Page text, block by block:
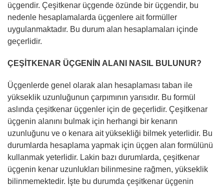
üçgendir. Çeşitkenar üçgende özünde bir üçgendir, bu
nedenle hesaplamalarda üçgenlere ait formüller
uygulanmaktadır. Bu durum alan hesaplamaları içinde
geçerlidir.
ÇEŞİTKENAR ÜÇGENİN ALANI NASIL BULUNUR?
Üçgenlerde genel olarak alan hesaplaması taban ile
yükseklik uzunluğunun çarpımının yarısıdır. Bu formül
aslında çeşitkenar üçgenler için de geçerlidir. Çeşitkenar
üçgenin alanını bulmak için herhangi bir kenarın
uzunluğunu ve o kenara ait yüksekliği bilmek yeterlidir. Bu
durumlarda hesaplama yapmak için üçgen alan formülünü
kullanmak yeterlidir. Lakin bazı durumlarda, çeşitkenar
üçgenin kenar uzunlukları bilinmesine rağmen, yükseklik
bilinmemektedir. İşte bu durumda çeşitkenar üçgenin